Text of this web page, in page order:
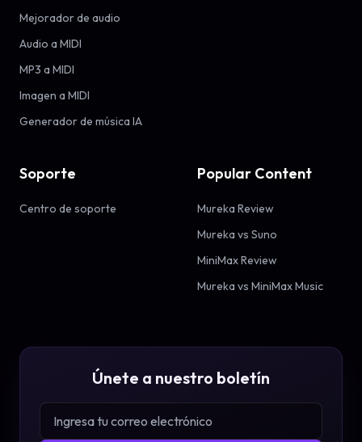
Mejorador de audio
Audio a MIDI
MP3 a MIDI
Imagen a MIDI
Generador de música IA
Soporte
Centro de soporte
Popular Content
Mureka Review
Mureka vs Suno
MiniMax Review
Mureka vs MiniMax Music
Únete a nuestro boletín